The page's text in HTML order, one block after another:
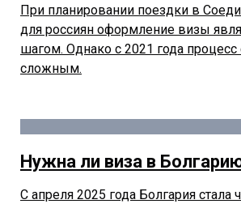
При планировании поездки в
для россиян оформление визы
шагом. Однако с 2021 года процесс
сложным.
Нужна ли виза в
С апреля 2025 года Болгария стала